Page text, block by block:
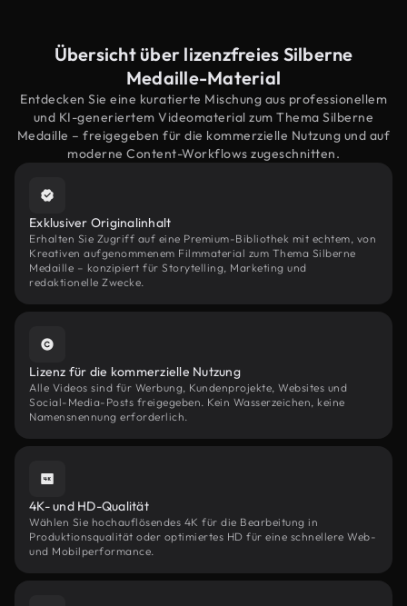
Übersicht über lizenzfreies Silberne
Medaille-Material
Entdecken Sie eine kuratierte Mischung aus professionellem
und KI-generiertem Videomaterial zum Thema Silberne
Medaille – freigegeben für die kommerzielle Nutzung und auf
moderne Content-Workflows zugeschnitten.
Exklusiver Originalinhalt
Erhalten Sie Zugriff auf eine Premium-Bibliothek mit echtem, von
Kreativen aufgenommenem Filmmaterial zum Thema Silberne
Medaille – konzipiert für Storytelling, Marketing und
redaktionelle Zwecke.
Lizenz für die kommerzielle Nutzung
Alle Videos sind für Werbung, Kundenprojekte, Websites und
Social-Media-Posts freigegeben. Kein Wasserzeichen, keine
Namensnennung erforderlich.
4K- und HD-Qualität
Wählen Sie hochauflösendes 4K für die Bearbeitung in
Produktionsqualität oder optimiertes HD für eine schnellere Web-
und Mobilperformance.